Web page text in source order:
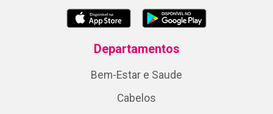
Departamentos
Bem-Estar e Saude
Cabelos